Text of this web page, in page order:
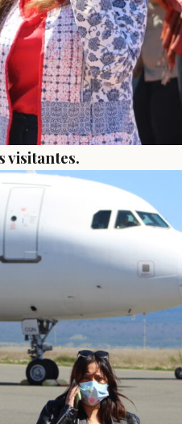
visitantes.